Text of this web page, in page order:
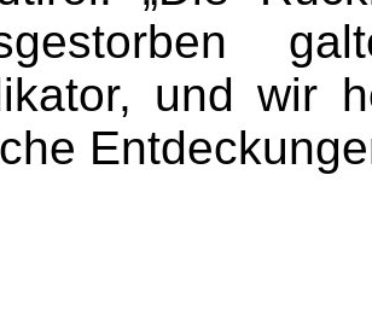
und wir